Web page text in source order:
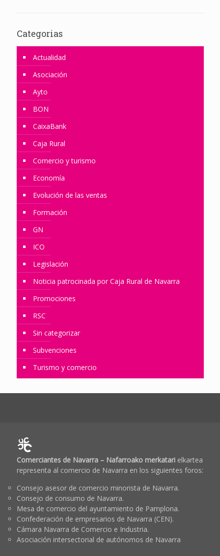
Categorias
Actualidad
Asociación
Ayto
BON
CaixaBank
Caja Rural
Comercio y turismo
Economía
Evolución de las ventas
Formación
GN
ICO
Legislación
Noticia patrocinada por Caja Rural de Navarra
Promociones
RSC
Sin categorizar
Subvenciones
Turismo y comercio
Comerciantes de Navarra – Nafarroako merkatarielkartea
representa al comercio de Navarra en los siguientes foros:
Consejo asesor de comercio minorista de Navarra.
Consejo de consumo de Navarra.
Mesa de comercio del ayuntamiento de Pamplona.
Confederación de empresarios de Navarra (CEN).
Cámara Navarra de Comercio e Industria.
Asociación intersectorial de autónomos de Navarra